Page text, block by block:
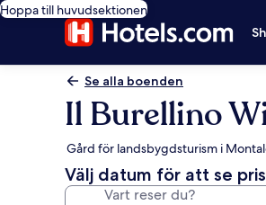
Hoppa till huvudsektionen
Se alla boenden
Il Burellino
Gård för landsbygdsturism i
Välj datum för att se
Vart reser du?